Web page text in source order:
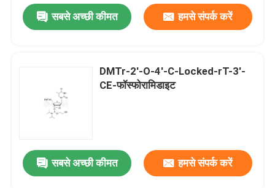
सबसे अच्छी कीमत हमसे संपर्क करें
DMTr-2'-O-4'-C-Locked-rT-3'-
CE-फॉस्फोरामिडाइट
सबसे अच्छी कीमत हमसे संपर्क करें